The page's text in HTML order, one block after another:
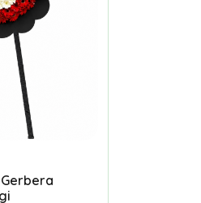
Gerbera